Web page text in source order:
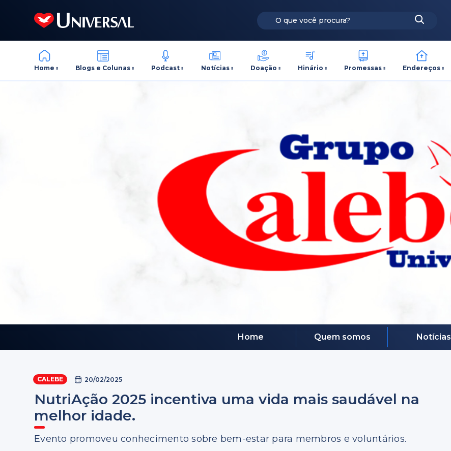
Home Blogs e Colunas Podcast Notícias Doação Hinário Promessas Endereços
Home Quem somos Notícias
CALEBE 20/02/2025
NutriAção 2025 incentiva uma vida mais saudável na
melhor idade.
Evento promoveu conhecimento sobre bem-estar para membros e voluntários.